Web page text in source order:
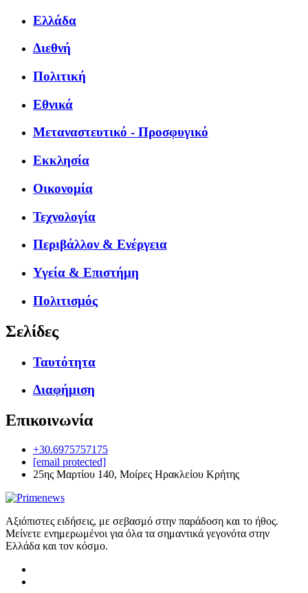
Ελλάδα
Διεθνή
Πολιτική
Εθνικά
Μεταναστευτικό - Προσφυγικό
Εκκλησία
Οικονομία
Τεχνολογία
Περιβάλλον & Ενέργεια
Υγεία & Επιστήμη
Πολιτισμός
Σελίδες
Ταυτότητα
Διαφήμιση
Επικοινωνία
+30.6975757175
[email protected]
25ης Μαρτίου 140, Μοίρες Ηρακλείου Κρήτης
Αξιόπιστες ειδήσεις, με σεβασμό στην παράδοση και το ήθος.
Μείνετε ενημερωμένοι για όλα τα σημαντικά γεγονότα στην
Ελλάδα και τον κόσμο.